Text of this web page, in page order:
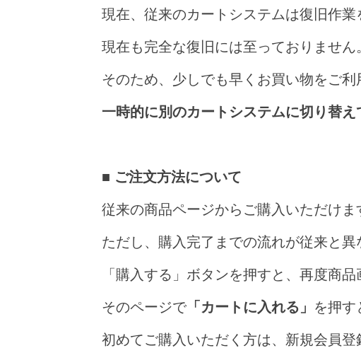
現在、従来のカートシステムは復旧作業
現在も完全な復旧には至っておりません
そのため、少しでも早くお買い物をご利
一時的に別のカートシステムに切り替え
■ ご注文方法について
従来の商品ページからご購入いただけま
ただし、購入完了までの流れが従来と異
「購入する」ボタンを押すと、再度商品
そのページで「カートに入れる」 を押す
初めてご購入いただく方は、新規会員